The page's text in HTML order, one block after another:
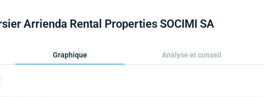
Arrienda Rental Properties SOCIMI SA
Graphique Analyse et conseil